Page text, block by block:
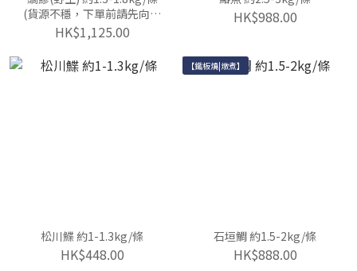
(貨源不穩，下單前請先向客
服查詢)
HK$1,125.00
HK$988.00
松川鰈 約1-1.3kg/條
HK$448.00
【鐵板燒|燉煮】
石垣鯛 約1.5-2kg/條
HK$888.00